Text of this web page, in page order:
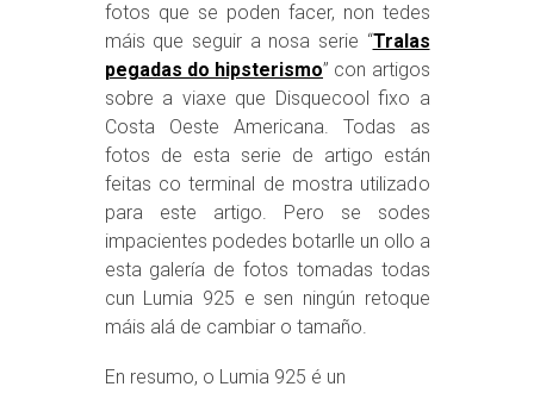
fotos que se poden facer, non tedes
máis que seguir a nosa serie “Tralas
pegadas do hipsterismo” con artigos
sobre a viaxe que Disquecool fixo a
Costa Oeste Americana. Todas as
fotos de esta serie de artigo están
feitas co terminal de mostra utilizado
para este artigo. Pero se sodes
impacientes podedes botarlle un ollo a
esta galería de fotos tomadas todas
cun Lumia 925 e sen ningún retoque
máis alá de cambiar o tamaño.
En resumo, o Lumia 925 é un